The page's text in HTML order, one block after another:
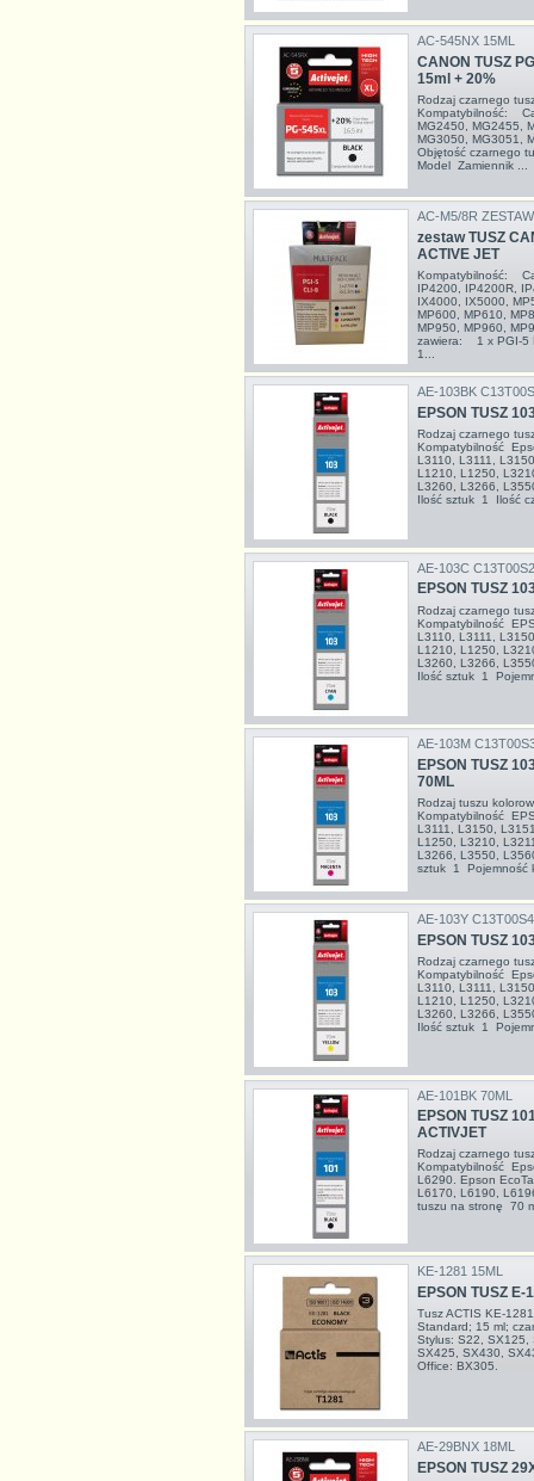
AC-545NX 15ML
CANON TUSZ
15ml + 20%
Rodzaj czarnego
Kompatybilność:
MG2450, MG2455,
MG3050, MG3051,
Objętość czarnego
Model Zamiennik ...
AC-M5/8R ZESTAW
zestaw TUSZ
ACTIVE JET
Kompatybilność:
IP4200, IP4200R,
IX4000, IX5000,
MP600, MP610,
MP950, MP960,
zawiera: 1 x PGI-5
1...
AE-103BK
EPSON TUSZ
Rodzaj czarnego
Kompatybilność
L3110, L3111,
L1210, L1250,
L3260, L3266,
Ilość sztuk 1 Ilość
AE-103C
EPSON TUSZ
Rodzaj czarnego
Kompatybilność
L3110, L3111,
L1210, L1250,
L3260, L3266,
Ilość sztuk 1
AE-103M
EPSON TUSZ
70ML
Rodzaj tuszu
Kompatybilność
L3111, L3150,
L1250, L3210,
L3266, L3550,
sztuk 1 Pojemność
AE-103Y
EPSON TUSZ
Rodzaj czarnego
Kompatybilność
L3110, L3111,
L1210, L1250,
L3260, L3266,
Ilość sztuk 1
AE-101BK 70ML
EPSON TUSZ
ACTIVJET
Rodzaj czarnego
Kompatybilność
L6290. Epson
L6170, L6190,
tuszu na stronę
KE-1281 15ML
EPSON TUSZ E-
Tusz ACTIS KE-
Standard; 15 ml;
Stylus: S22,
SX425, SX430,
Office: BX305.
AE-29BNX 18ML
EPSON TUSZ